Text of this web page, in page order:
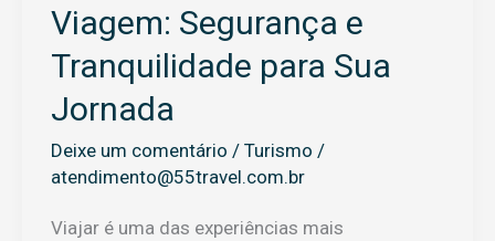
Viagem: Segurança e
Tranquilidade para Sua
Jornada
Deixe um comentário / Turismo /
atendimento@55travel.com.br
Viajar é uma das experiências mais